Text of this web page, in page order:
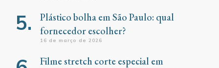
Plástico bolha em São Paulo: qual
fornecedor escolher?
16 de março de 2026
Filme stretch corte especial em